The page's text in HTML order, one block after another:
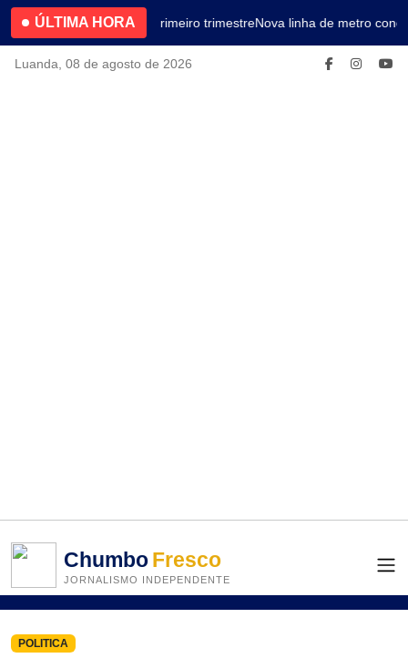
ÚLTIMA HORA4.2% no primeiro trimestreNova linha de metro
Luanda, 08 de agosto de 2026
ChumboFresco
JORNALISMO INDEPENDENTE
POLITICA